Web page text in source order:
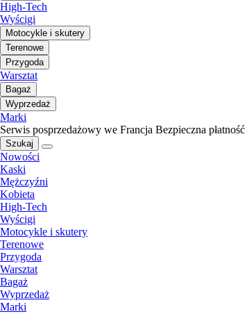
High-Tech
Wyścigi
Motocykle i skutery
Terenowe
Przygoda
Warsztat
Bagaż
Wyprzedaż
Marki
Serwis posprzedażowy we Francja Bezpieczna płatność
Szukaj
Nowości
Kaski
Mężczyźni
Kobieta
High-Tech
Wyścigi
Motocykle i skutery
Terenowe
Przygoda
Warsztat
Bagaż
Wyprzedaż
Marki